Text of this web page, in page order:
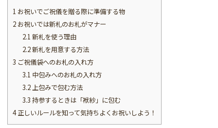
1 お祝いでご祝儀を贈る際に準備する物
2 お祝いでは新札のお札がマナー
2.1 新札を使う理由
2.2新札を用意する方法
3 ご祝儀袋へのお札の入れ方
3.1 中包みへのお札の入れ方
3.2上包みで包む方法
3.3 持参するときは「袱紗」に包む
4正しいルールを知って気持ちよくお祝いしよう！